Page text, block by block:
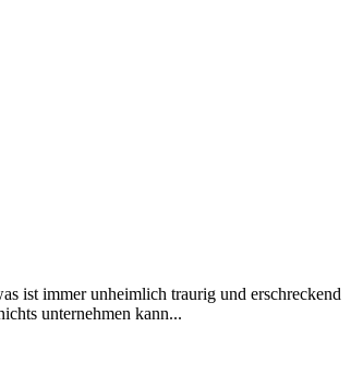
ist immer unheimlich traurig und erschreckend
unternehmen kann...